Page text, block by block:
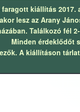
faragott kiállítás 2017.
lesz az Arany
Találkozó fél
Minden érdeklődőt
A kiállításon